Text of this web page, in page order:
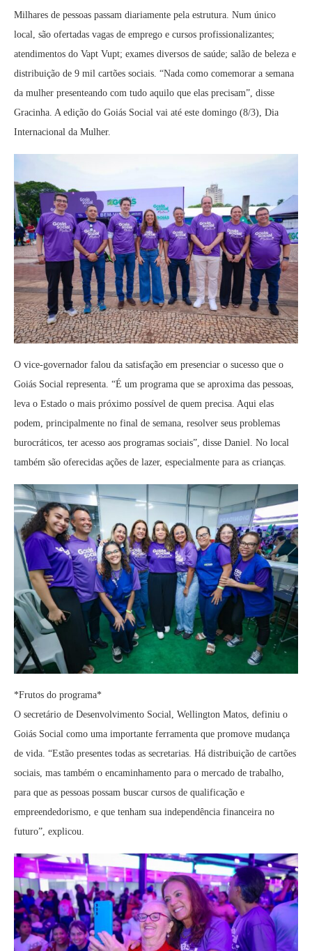
Milhares de pessoas passam diariamente pela estrutura. Num único
local, são ofertadas vagas de emprego e cursos profissionalizantes;
atendimentos do Vapt Vupt; exames diversos de saúde; salão de beleza e
distribuição de 9 mil cartões sociais. “Nada como comemorar a semana
da mulher presenteando com tudo aquilo que elas precisam”, disse
Gracinha. A edição do Goiás Social vai até este domingo (8/3), Dia
Internacional da Mulher.
O vice-governador falou da satisfação em presenciar o sucesso que o
Goiás Social representa. “É um programa que se aproxima das pessoas,
leva o Estado o mais próximo possível de quem precisa. Aqui elas
podem, principalmente no final de semana, resolver seus problemas
burocráticos, ter acesso aos programas sociais”, disse Daniel. No local
também são oferecidas ações de lazer, especialmente para as crianças.
*Frutos do programa*
O secretário de Desenvolvimento Social, Wellington Matos, definiu o
Goiás Social como uma importante ferramenta que promove mudança
de vida. “Estão presentes todas as secretarias. Há distribuição de cartões
sociais, mas também o encaminhamento para o mercado de trabalho,
para que as pessoas possam buscar cursos de qualificação e
empreendedorismo, e que tenham sua independência financeira no
futuro”, explicou.